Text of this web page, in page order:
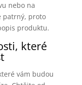
nebo na
patrný, proto
produktu.
které
vám budou